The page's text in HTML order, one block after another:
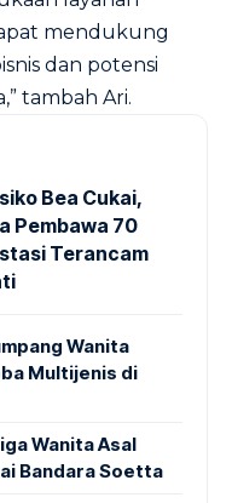
mendukung
dan potensi
tambah Ari.
Bea Cukai,
Pembawa 70
Terancam
Wanita
Multijenis di
Wanita Asal
Bandara Soetta